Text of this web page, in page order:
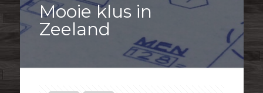
Mooie klus in
Zeeland